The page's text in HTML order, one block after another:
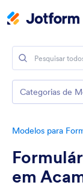
Modelos para
em
Categorias de